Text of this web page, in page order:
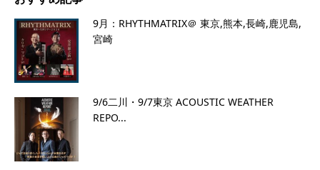
9月：RHYTHMATRIX＠ 東京,熊本,長崎,鹿児島,
宮崎
9/6二川・9/7東京 ACOUSTIC WEATHER
REPO...